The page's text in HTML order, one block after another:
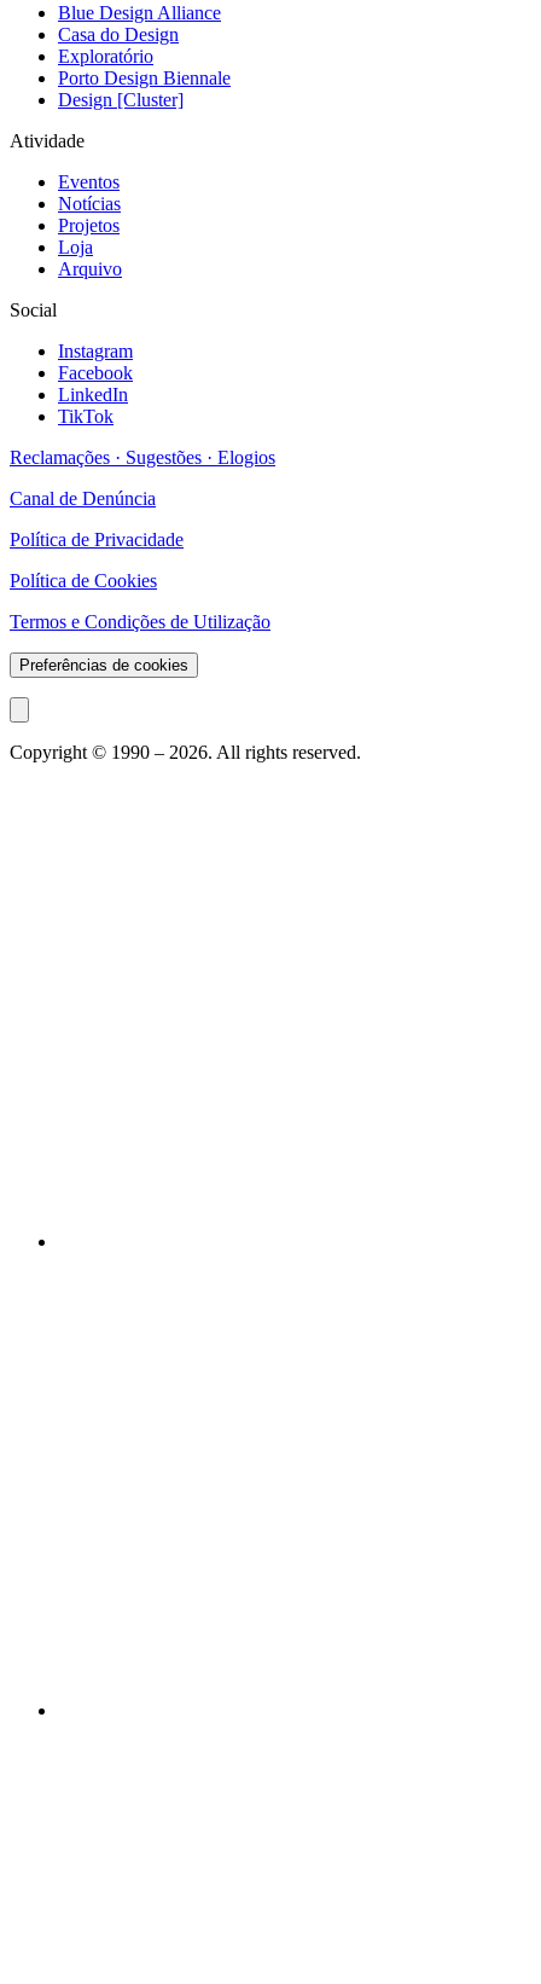
Blue Design Alliance
Casa do Design
Exploratório
Porto Design Biennale
Design [Cluster]
Atividade
Eventos
Notícias
Projetos
Loja
Arquivo
Social
Instagram
Facebook
LinkedIn
TikTok
Reclamações · Sugestões · Elogios
Canal de Denúncia
Política de Privacidade
Política de Cookies
Termos e Condições de Utilização
Preferências de cookies
Copyright © 1990 – 2026. All rights reserved.